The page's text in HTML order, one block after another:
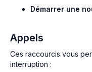
Démarrer une
Appels
Ces raccourcis vous
interruption :